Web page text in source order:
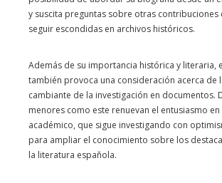
y suscita preguntas sobre otras
seguir escondidas en archivos históricos.
Además de su importancia histórica y literaria,
también provoca una consideración acerca de
cambiante de la investigación en documentos.
menores como este renuevan el entusiasmo
académico, que sigue investigando con
para ampliar el conocimiento sobre los
la literatura española.